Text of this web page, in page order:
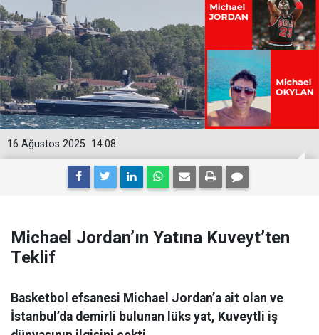
14:08
16 Ağustos 2025
Michael Jordan’ın Yatına Kuveyt’ten
Teklif
Basketbol efsanesi Michael Jordan’a ait olan ve
İstanbul’da demirli bulunan lüks yat, Kuveytli iş